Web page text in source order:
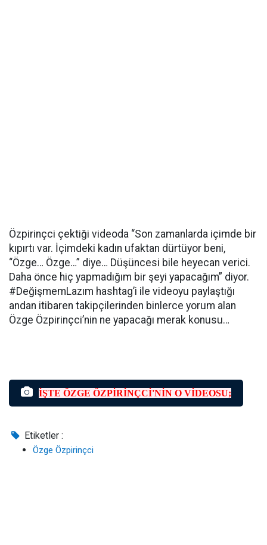
Özpirinçci çektiği videoda “Son zamanlarda içimde bir
kıpırtı var. İçimdeki kadın ufaktan dürtüyor beni,
“Özge… Özge…” diye… Düşüncesi bile heyecan verici.
Daha önce hiç yapmadığım bir şeyi yapacağım” diyor.
#DeğişmemLazım hashtag’i ile videoyu paylaştığı
andan itibaren takipçilerinden binlerce yorum alan
Özge Özpirinçci’nin ne yapacağı merak konusu…
İŞTE ÖZGE ÖZPİRİNÇCİ'NİN O VİDEOSU;
Etiketler :
Özge Özpirinçci